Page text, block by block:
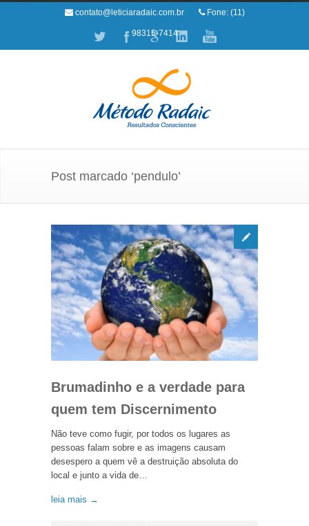
contato@leticiaradaic.com.br Fone: (11)
98315-7414
Post marcado ‘pendulo’
Brumadinho e a verdade para
quem tem Discernimento
Não teve como fugir, por todos os lugares as
pessoas falam sobre e as imagens causam
desespero a quem vê a destruição absoluta do
local e junto a vida de…
leia mais →